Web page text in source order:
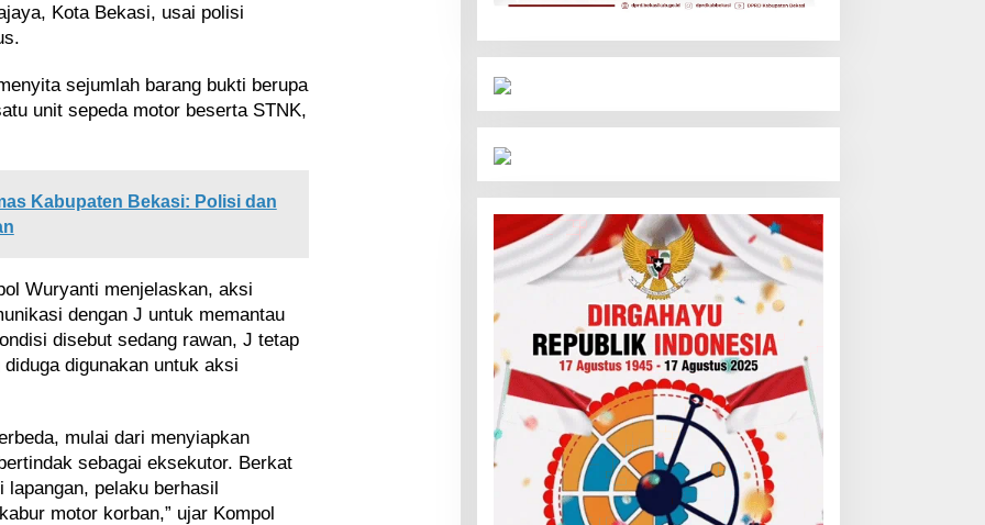
Kota Bekasi, usai polisi
sejumlah barang bukti berupa
unit sepeda motor beserta STNK,
Kabupaten Bekasi: Polisi dan
Wuryanti menjelaskan, aksi
dengan J untuk memantau
disebut sedang rawan, J tetap
digunakan untuk aksi
mulai dari menyiapkan
sebagai eksekutor. Berkat
lapangan, pelaku berhasil
motor korban,” ujar Kompol